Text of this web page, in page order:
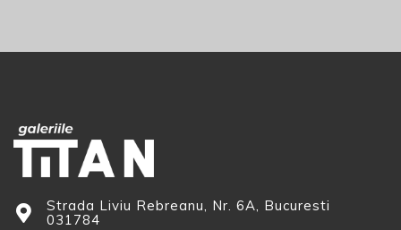
Strada Liviu Rebreanu, Nr. 6A, Bucuresti
031784